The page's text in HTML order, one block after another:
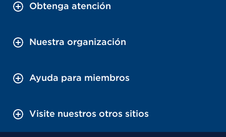
Obtenga atención
Nuestra organización
Ayuda para miembros
Visite nuestros otros sitios